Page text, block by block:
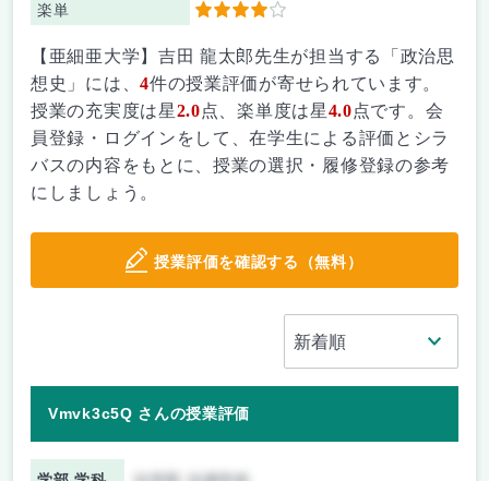
楽単 4
【亜細亜大学】吉田 龍太郎先生が担当する「政治思
想史」には、4件の授業評価が寄せられています。
授業の充実度は星2.0点、楽単度は星4.0点です。会
員登録・ログインをして、在学生による評価とシラ
バスの内容をもとに、授業の選択・履修登録の参考
にしましょう。
授業評価を確認する（無料）
Vmvk3c5Q さんの授業評価